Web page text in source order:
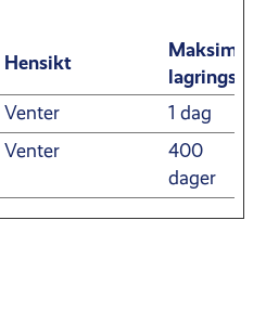
Hensikt
Maksimal
Venter
1 dag
Venter
400
dager